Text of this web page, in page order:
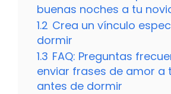
buenas noches a tu
1.2 Crea un vínculo
dormir
1.3 FAQ: Preguntas
enviar frases de amor a
antes de dormir